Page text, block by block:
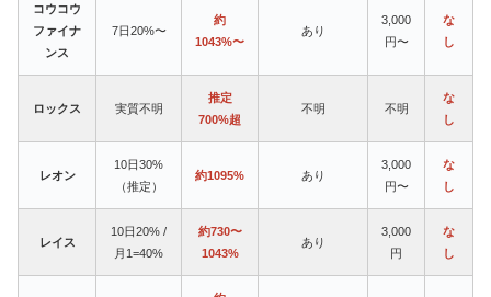
コウコウ
ファイナ
ンス
7日20%〜
約
1043%〜
あり
3,000
円〜
な
し
ロックス 実質不明
推定
700%超
不明 不明
な
し
レオン
10日30%
（推定）
約1095% あり
3,000
円〜
な
し
レイス
10日20% /
月1=40%
約730〜
1043%
あり
3,000
円
な
し